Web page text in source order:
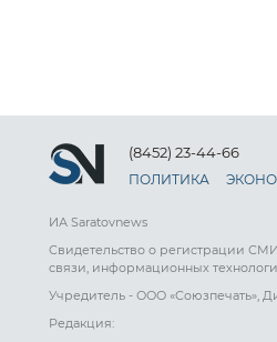
(8452) 23-44-66
ПОЛИТИКА
ИА Saratovnews
Свидетельство о регистрации
связи, информационных
Учредитель - ООО «Союзпечать»,
Редакция: